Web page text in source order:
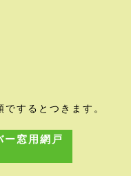
するとつきます。
窓用網戸